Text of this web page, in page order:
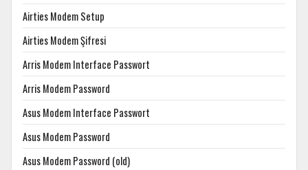
Airties Modem Setup
Airties Modem Şifresi
Arris Modem Interface Passwort
Arris Modem Password
Asus Modem Interface Passwort
Asus Modem Password
Asus Modem Password (old)